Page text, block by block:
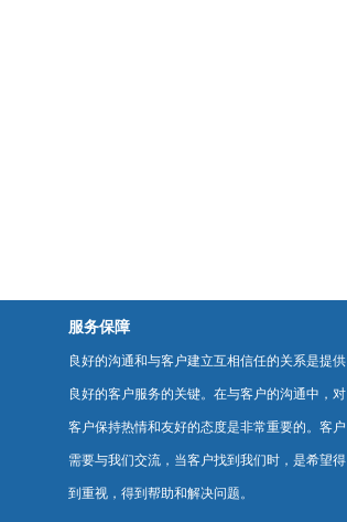
服务保障
良好的沟通和与客户建立互相信任的关系是提供
良好的客户服务的关键。在与客户的沟通中，对
客户保持热情和友好的态度是非常重要的。客户
需要与我们交流，当客户找到我们时，是希望得
到重视，得到帮助和解决问题。